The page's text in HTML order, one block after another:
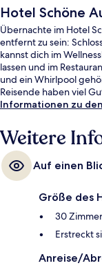
Hotel Schöne
Übernachte im Hotel
entfernt zu sein:
kannst dich im
lassen und im
und ein Whirlpool
Reisende haben viel
Informationen zu
Weitere
Auf einen
Größe des
30 Zimmer
Erstreckt
Anreise/